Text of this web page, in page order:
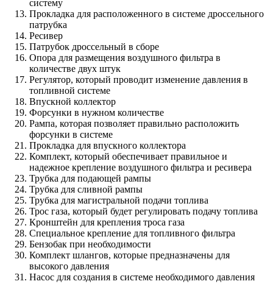
систему
Прокладка для расположенного в системе дроссельного
патрубка
Ресивер
Патрубок дроссельный в сборе
Опора для размещения воздушного фильтра в
количестве двух штук
Регулятор, который проводит изменение давления в
топливной системе
Впускной коллектор
Форсунки в нужном количестве
Рампа, которая позволяет правильно расположить
форсунки в системе
Прокладка для впускного коллектора
Комплект, который обеспечивает правильное и
надежное крепление воздушного фильтра и ресивера
Трубка для подающей рампы
Трубка для сливной рампы
Трубка для магистральной подачи топлива
Трос газа, который будет регулировать подачу топлива
Кронштейн для крепления троса газа
Специальное крепление для топливного фильтра
Бензобак при необходимости
Комплект шлангов, которые предназначены для
высокого давления
Насос для создания в системе необходимого давления